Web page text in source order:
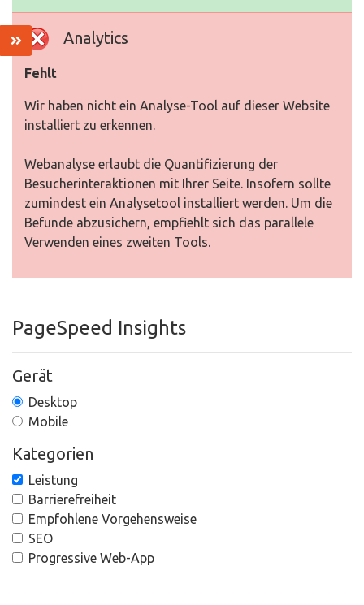
Analytics
Fehlt
Wir haben nicht ein Analyse-Tool auf dieser Website
installiert zu erkennen.
Webanalyse erlaubt die Quantifizierung der
Besucherinteraktionen mit Ihrer Seite. Insofern sollte
zumindest ein Analysetool installiert werden. Um die
Befunde abzusichern, empfiehlt sich das parallele
Verwenden eines zweiten Tools.
PageSpeed Insights
Gerät
Desktop
Mobile
Kategorien
Leistung
Barrierefreiheit
Empfohlene Vorgehensweise
SEO
Progressive Web-App